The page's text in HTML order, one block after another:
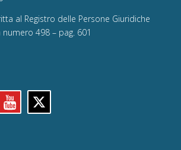
al Registro delle Persone Giuridiche
numero 498 – pag. 601